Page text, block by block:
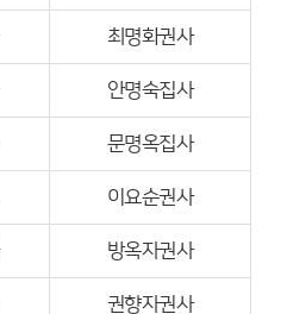
최명화권사
안명숙집사
문명옥집사
이요순권사
방옥자권사
권향자권사